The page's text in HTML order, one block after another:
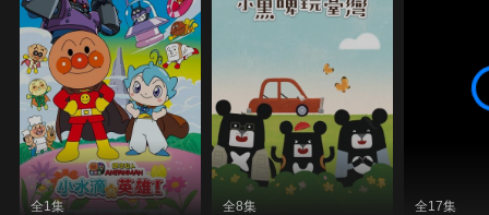
全1集 全8集 全17集